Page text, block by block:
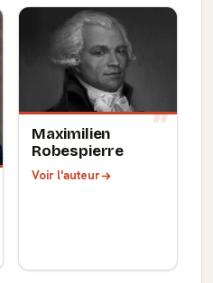
Maximilien
Robespierre
Voir l'auteur